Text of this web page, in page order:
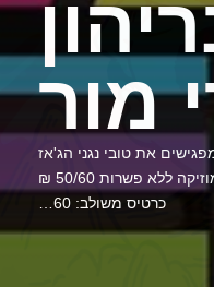
מור
את טובי נגני הג'אז
הישראלים לסטים סוערים של מוזיקה ללא פשרות 50/60 ₪
כרטיס משולב: 60…